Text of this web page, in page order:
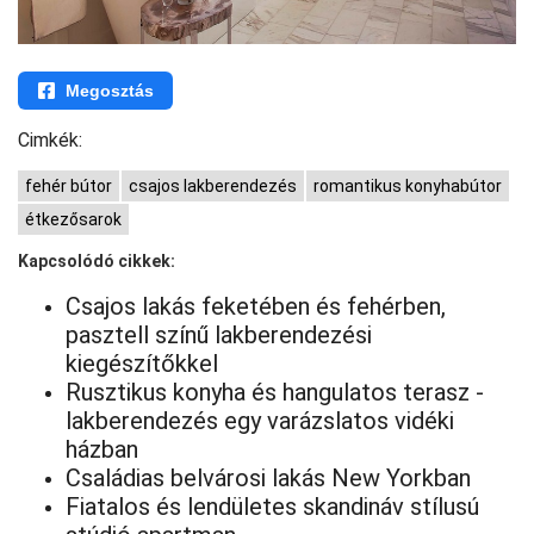
Megosztás
Cimkék:
fehér bútor csajos lakberendezés
romantikus konyhabútor
étkezősarok
Kapcsolódó cikkek:
Csajos lakás feketében és fehérben,
pasztell színű lakberendezési
kiegészítőkkel
Rusztikus konyha és hangulatos terasz -
lakberendezés egy varázslatos vidéki
házban
Családias belvárosi lakás New Yorkban
Fiatalos és lendületes skandináv stílusú